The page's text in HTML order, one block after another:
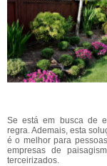
Se está em busca de
regra. Ademais, esta
é o melhor para
empresas de
terceirizados.